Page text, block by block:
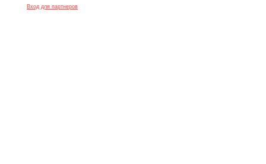
Вход для партнеров